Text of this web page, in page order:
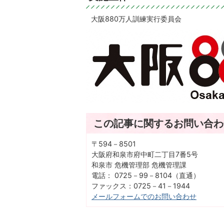
大阪880万人訓練実行委員会
この記事に関するお問い合
〒594－8501
大阪府和泉市府中町二丁目7番5号
和泉市 危機管理部 危機管理課
電話： 0725－99－8104（直通）
ファックス：0725－41－1944
メールフォームでのお問い合わせ